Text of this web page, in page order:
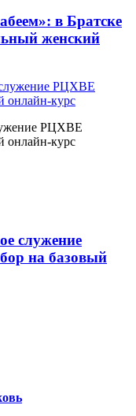
в Братске
женский
РЦХВЕ
онлайн-курс
служение
на базовый